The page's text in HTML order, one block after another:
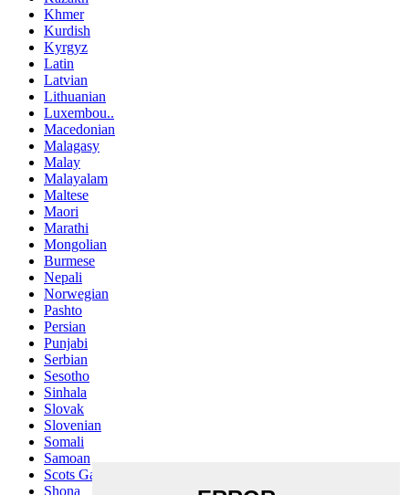
Khmer
Kurdish
Kyrgyz
Latin
Latvian
Lithuanian
Luxembou..
Macedonian
Malagasy
Malay
Malayalam
Maltese
Maori
Marathi
Mongolian
Burmese
Nepali
Norwegian
Pashto
Persian
Punjabi
Serbian
Sesotho
Sinhala
Slovak
Slovenian
Somali
Samoan
Scots Gaelic
Shona